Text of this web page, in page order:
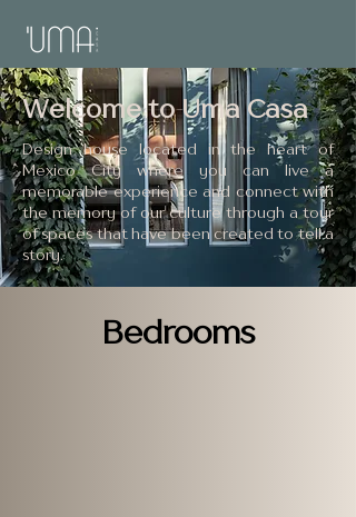
Welcome to Uma Casa
Design house located in the heart of
Mexico City where you can live a
memorable experience and connect with
the memory of our culture through a tour
of spaces that have been created to tell a
story.
Bedrooms